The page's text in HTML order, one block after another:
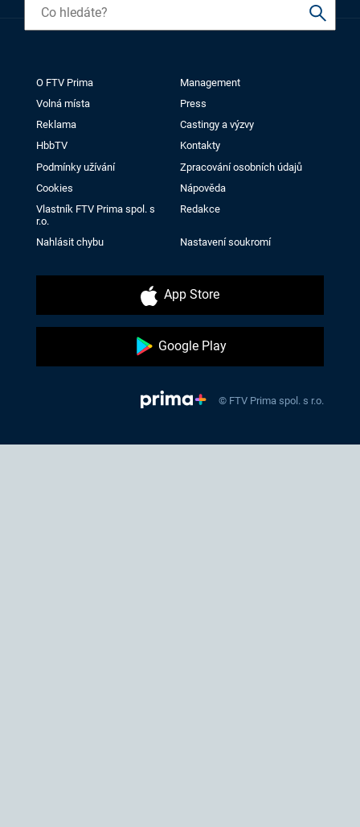
O FTV Prima
Management
Volná místa
Press
Reklama
Castingy a výzvy
HbbTV
Kontakty
Podmínky užívání
Zpracování osobních údajů
Cookies
Nápověda
Vlastník FTV Prima spol. s
r.o.
Redakce
Nahlásit chybu Nastavení soukromí
App Store
Google Play
© FTV Prima spol. s r.o.